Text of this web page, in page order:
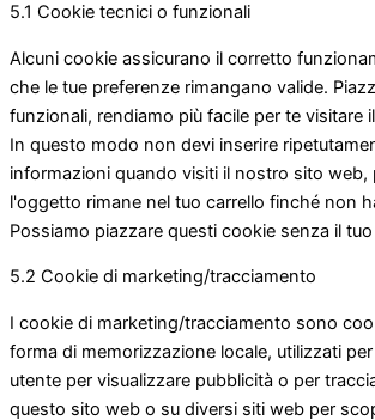
5.1 Cookie tecnici o funzionali
Alcuni cookie assicurano il corretto
che le tue preferenze rimangano valide.
funzionali, rendiamo più facile per te visitare
In questo modo non devi inserire
informazioni quando visiti il nostro sito web,
l'oggetto rimane nel tuo carrello finché non
Possiamo piazzare questi cookie senza il
5.2 Cookie di marketing/tracciamento
I cookie di marketing/tracciamento sono
forma di memorizzazione locale, utilizzati
utente per visualizzare pubblicità o per
questo sito web o su diversi siti web per